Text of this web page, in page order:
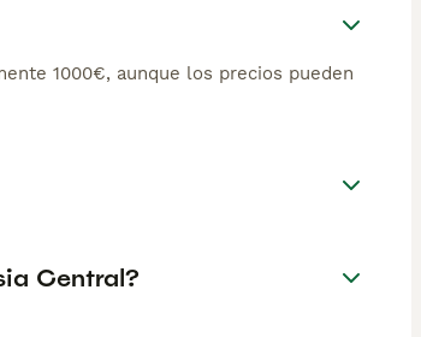
1000€, aunque los precios pueden
Central?